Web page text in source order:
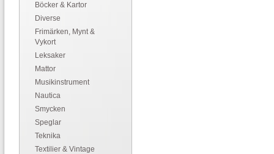
Böcker & Kartor
Diverse
Frimärken, Mynt &
Vykort
Leksaker
Mattor
Musikinstrument
Nautica
Smycken
Speglar
Teknika
Textilier & Vintage